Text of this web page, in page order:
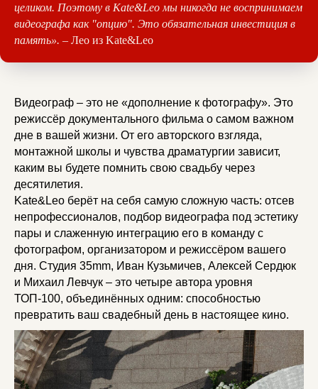
целиком. Поэтому в Kate&Leo мы никогда не воспринимаем
видеографа как "опцию". Это обязательная инвестиция в
память». – Лео из Kate&Leo
Видеограф – это не «дополнение к фотографу». Это
режиссёр документального фильма о самом важном
дне в вашей жизни. От его авторского взгляда,
монтажной школы и чувства драматургии зависит,
каким вы будете помнить свою свадьбу через
десятилетия.
Kate&Leo берёт на себя самую сложную часть: отсев
непрофессионалов, подбор видеографа под эстетику
пары и слаженную интеграцию его в команду с
фотографом, организатором и режиссёром вашего
дня. Студия 35mm, Иван Кузьмичев, Алексей Сердюк
и Михаил Левчук – это четыре автора уровня
ТОП-100, объединённых одним: способностью
превратить ваш свадебный день в настоящее кино.